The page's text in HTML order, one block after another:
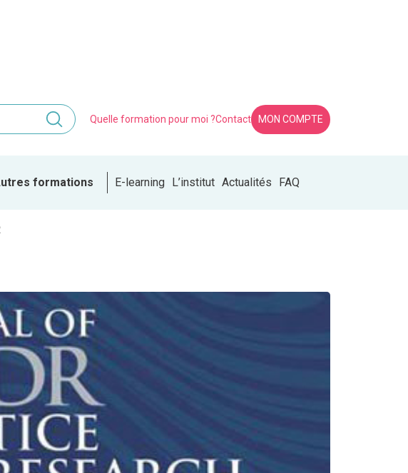
Quelle formation pour moi ?Contact MON COMPTE
formations E-learning L’institut Actualités FAQ